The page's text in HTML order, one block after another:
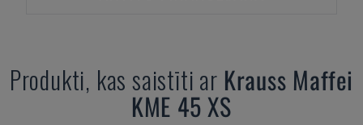
Produkti, kas saistīti ar Krauss Maffei
KME 45 XS